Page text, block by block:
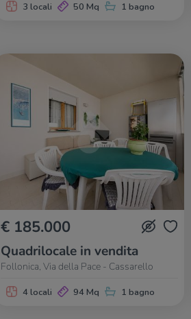
3 locali 50 Mq 1 bagno
€ 185.000
Quadrilocale in vendita
Follonica, Via della Pace - Cassarello
4 locali 94 Mq 1 bagno